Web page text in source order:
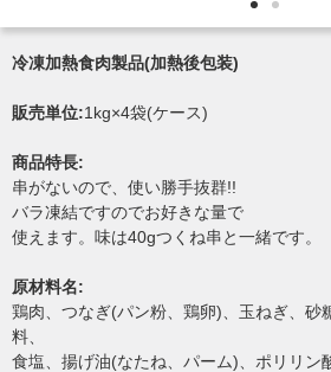
冷凍加熱食肉製品(加熱後包装)
販売単位:1kg×4袋(ケース)
商品特長:
串がないので、使い勝手抜群!!
バラ凍結ですのでお好きな量で
使えます。味は40gつくね串と一緒です。
原材料名:
鶏肉、つなぎ(パン粉、鶏卵)、玉ねぎ、砂
料、
食塩、揚げ油(なたね、パーム)、ポリリン